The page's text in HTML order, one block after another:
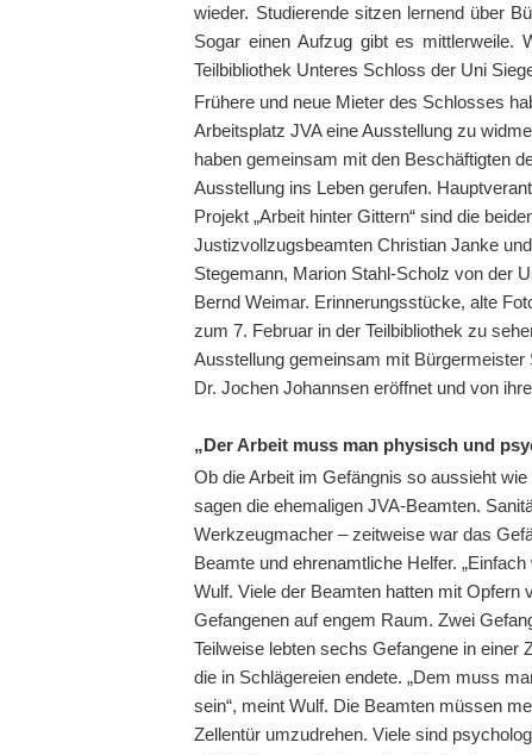
wieder. Studierende sitzen lernend über
Sogar einen Aufzug gibt es mittlerweile.
Teilbibliothek Unteres Schloss der Uni
Frühere und neue Mieter des Schlosses
Arbeitsplatz JVA eine Ausstellung zu
haben gemeinsam mit den Beschäftigten
Ausstellung ins Leben gerufen.
Projekt „Arbeit hinter Gittern“ sind die
Justizvollzugsbeamten Christian Janke
Stegemann, Marion Stahl-Scholz von der
Bernd Weimar. Erinnerungsstücke, alte
zum 7. Februar in der Teilbibliothek zu
Ausstellung gemeinsam mit
Dr. Jochen Johannsen eröffnet und von
„Der Arbeit muss man physisch und
Ob die Arbeit im Gefängnis so aussieht
sagen die ehemaligen JVA-Beamten.
Werkzeugmacher – zeitweise war das
Beamte und ehrenamtliche Helfer.
Wulf. Viele der Beamten hatten mit Opfern
Gefangenen auf engem Raum. Zwei
Teilweise lebten sechs Gefangene in einer
die in Schlägereien endete. „Dem muss
sein“, meint Wulf. Die Beamten müssen
Zellentür umzudrehen. Viele sind